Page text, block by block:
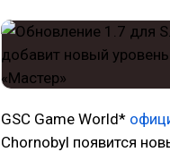
GSC Game World*
Chornobyl появится